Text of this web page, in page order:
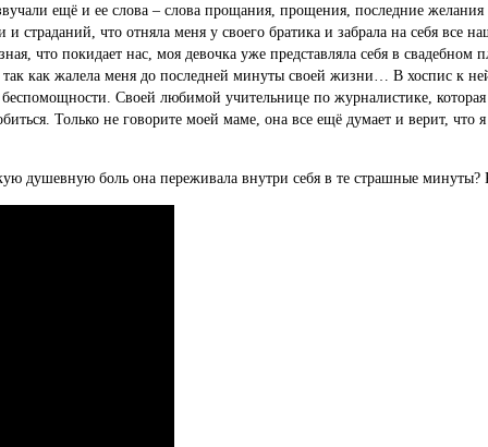
ещё и ее слова – слова прощания, прощения, последние
что отняла меня у своего братика и забрала на себя все
что покидает нас, моя девочка уже представляла себя в
как жалела меня до последней минуты своей жизни… В хоспис к
беспомощности. Своей любимой учительнице по журналистике,
Только не говорите моей маме, она все ещё думает и верит,
душевную боль она переживала внутри себя в те страшные